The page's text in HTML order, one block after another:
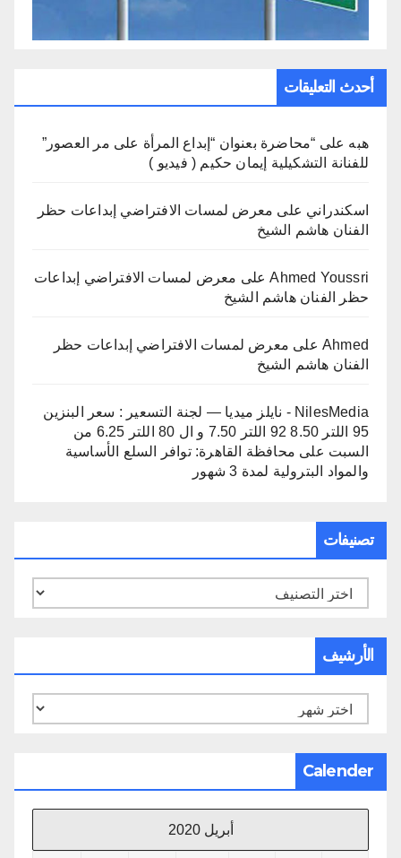
أحدث التعليقات
هبه على “محاضرة بعنوان “إبداع المرأة على مر العصور”
للفنانة التشكيلية إيمان حكيم ( فيديو )
اسكندراني على معرض لمسات الافتراضي إبداعات حظر
الفنان هاشم الشيخ
Ahmed Youssriعلى معرض لمسات الافتراضي إبداعات
حظر الفنان هاشم الشيخ
Ahmed على معرض لمسات الافتراضي إبداعات حظر
الفنان هاشم الشيخ
NilesMedia - نايلز ميديا — لجنة التسعير : سعر البنزين
95 اللتر 8.50 92 اللتر 7.50 و ال 80 اللتر 6.25 من
السبت على محافظة القاهرة: توافر السلع الأساسية
والمواد البترولية لمدة 3 شهور
تصنيفات
تصنيفات
الأرشيف
الأرشيف
Calender
أبريل 2020